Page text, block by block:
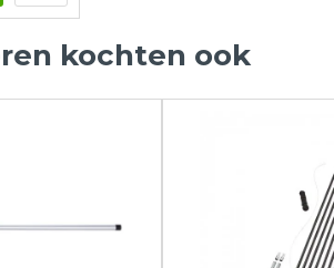
kochten ook